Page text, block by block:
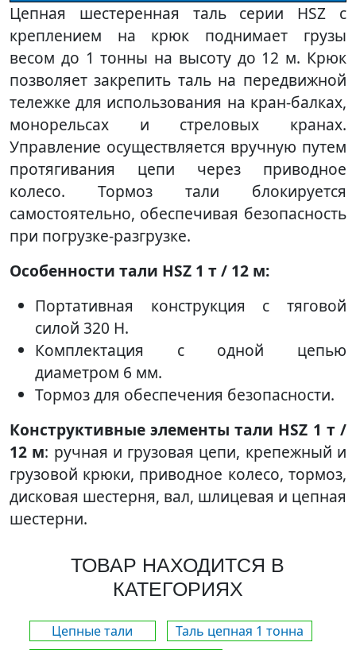
Цепная шестеренная таль серии HSZ с
креплением на крюк поднимает грузы
весом до 1 тонны на высоту до 12 м. Крюк
позволяет закрепить таль на передвижной
тележке для использования на кран-балках,
монорельсах и стреловых кранах.
Управление осуществляется вручную путем
протягивания цепи через приводное
колесо. Тормоз тали блокируется
самостоятельно, обеспечивая безопасность
при погрузке-разгрузке.
Особенности тали HSZ 1 т / 12 м:
Портативная конструкция с тяговой
силой 320 Н.
Комплектация с одной цепью
диаметром 6 мм.
Тормоз для обеспечения безопасности.
Конструктивные элементы тали HSZ 1 т /
12 м: ручная и грузовая цепи, крепежный и
грузовой крюки, приводное колесо, тормоз,
дисковая шестерня, вал, шлицевая и цепная
шестерни.
ТОВАР НАХОДИТСЯ В
КАТЕГОРИЯХ
Цепные тали
Таль цепная 1 тонна